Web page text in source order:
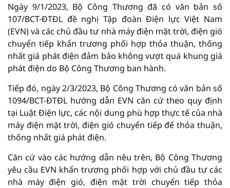
Ngày 9/1/2023, Bộ Công Thương đã có văn bản số
107/BCT-ĐTĐL đề nghị Tập đoàn Điện lực Việt Nam
(EVN) và các chủ đầu tư nhà máy điện mặt trời, điện gió
chuyển tiếp khẩn trương phối hợp thỏa thuận, thống
nhất giá phát điện đảm bảo không vượt quá khung giá
phát điện do Bộ Công Thương ban hành.
Tiếp đó, ngày 2/3/2023, Bộ Công Thương có văn bản số
1094/BCT-ĐTĐL hướng dẫn EVN căn cứ theo quy định
tại Luật Điện lực, các nội dung phù hợp thực tế của nhà
máy điện mặt trời, điện gió chuyển tiếp để thỏa thuận,
thống nhất giá phát điện.
Căn cứ vào các hướng dẫn nêu trên, Bộ Công Thương
yêu cầu EVN khẩn trương phối hợp với chủ đầu tư các
nhà máy điện gió, điện mặt trời chuyển tiếp thỏa